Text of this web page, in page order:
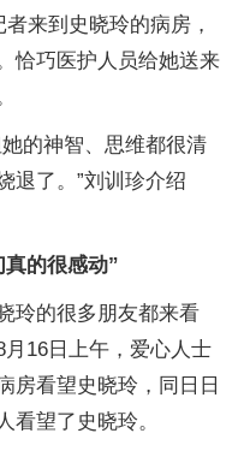
来到史晓玲的病房，
恰巧医护人员给她送来
的神智、思维都很清
退了。”刘训珍介绍
的很感动”
玲的很多朋友都来看
16日上午，爱心人士
房看望史晓玲，同日日
看望了史晓玲。